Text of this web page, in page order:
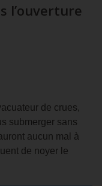
l’ouverture
de crues,
submerger sans
aucun mal à
de noyer le